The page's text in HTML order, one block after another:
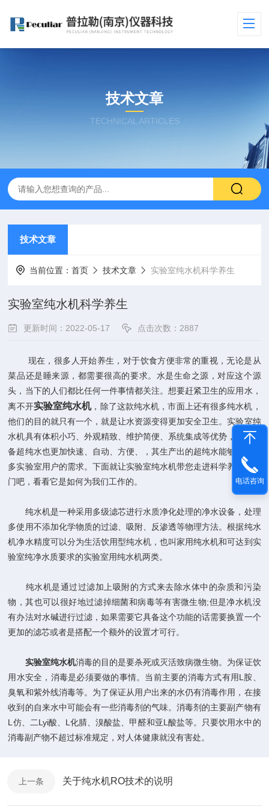
技术文章
TECHNICAL ARTICLES
技术文章
当前位置：首页 技术文章 实验室纯水机科学养生
实验室纯水机科学养生
更新时间：2022-05-17 点击次数：2887
现在，很多人开始养生，对于饮食方便非常的重视，无论是从
菜品还是睡来源，都需要很高的要求。水是生命之源，对应这个源
头，当下的人们都比任何一件事情都关注。想要赶紧卫生的应用水，
离不开实验室纯水机，除了这款纯水机，市面上还有很多纯水机，
他们的目的就只有一个，就是让水资源变得更加安全卫生。实验室纯
水机具有体积小巧、外观精致、维护简便、系统集成等优势，而且制
备超纯水也更加快速、自动、方便、，其生产出的超纯水能够满足众
多实验室用户的需求。下面就让实验室纯水机带您走进科学养生的大
门吧，看看它是如何为我们工作的。
纯水机是一种采用多级滤芯进行水质净化处理的净水设备，处理
多使用不添加化学物质的过滤、吸附、反渗透等物理方法。根据纯水
机净水精度可以分为生活饮用型纯水机，也叫家用纯水机和可达到实
验室纯净水质要求的实验室用纯水机两类。
纯水机是通过过滤加上吸附的方式来去除水体中的杂质和污染
物，其也可以很好地过滤掉细菌和病毒等有害微生物;但是净水机没
有办法对水碱进行过滤，如果需要它具备这个功能的话需要换置一个
更加的滤芯或者是搭配一个额外的设置才可行。
实验室纯水机消毒的目的是要杀死或灭活致病微生物。为保证饮
用水安全，消毒是必须要做的事情。当前主要的消毒方式有用L胺、
臭氧和紫外线消毒等。为了保证从用户出来的水仍有消毒作用，在接
收到的自来水中可能会有一些消毒剂的气味。消毒剂的主要副产物有
L仿、二Lyi酸、L化腈、溴酸盐、甲醛和亚L酸盐等。只要饮用水中的
消毒副产物不超过标准规定，对人体健康就没有害处。
上一条 关于纯水机RO技术的说明
电话咨询